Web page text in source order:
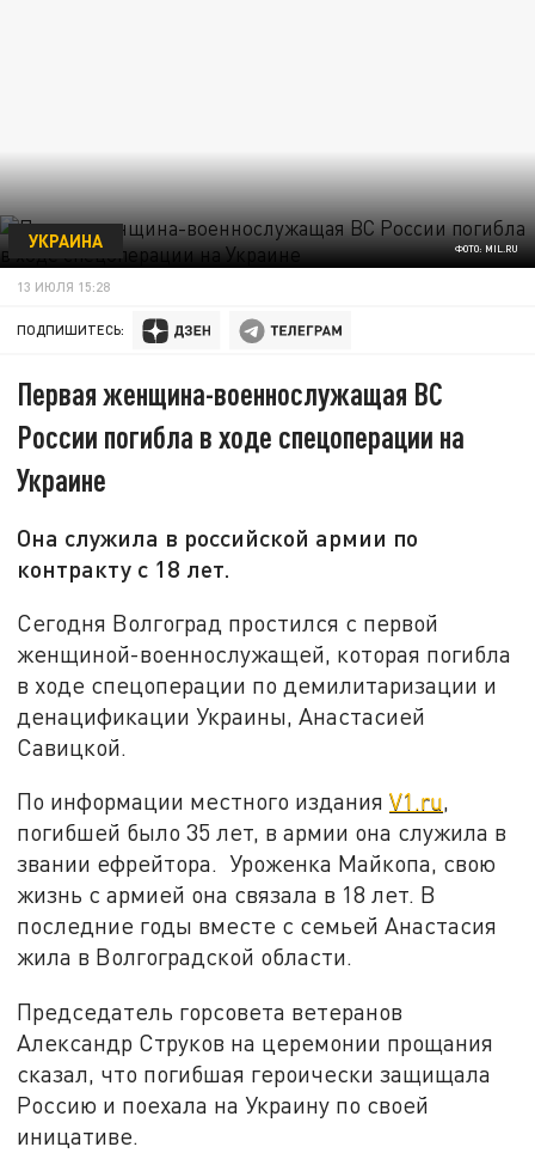
ФОТО: MIL.RU
УКРАИНА
13 ИЮЛЯ 15:28
ПОДПИШИТЕСЬ:
Первая женщина-военнослужащая ВС
России погибла в ходе спецоперации на
Украине
Она служила в российской армии по
контракту с 18 лет.
Сегодня Волгоград простился с первой
женщиной-военнослужащей, которая погибла
в ходе спецоперации по демилитаризации и
денацификации Украины, Анастасией
Савицкой.
По информации местного изданияV1.ru,
погибшей было 35 лет, в армии она служила в
звании ефрейтора. Уроженка Майкопа, свою
жизнь с армией она связала в 18 лет. В
последние годы вместе с семьей Анастасия
жила в Волгоградской области.
Председатель горсовета ветеранов
Александр Струков на церемонии прощания
сказал, что погибшая героически защищала
Россию и поехала на Украину по своей
иницативе.